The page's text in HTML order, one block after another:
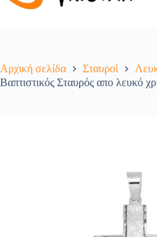
Αρχική σελίδα Σταυροί
Βαπτιστικός Σταυρός απο λευκό